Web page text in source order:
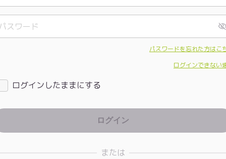
パスワードを忘れた方はこ
ログインできない
ログインしたままにする
または